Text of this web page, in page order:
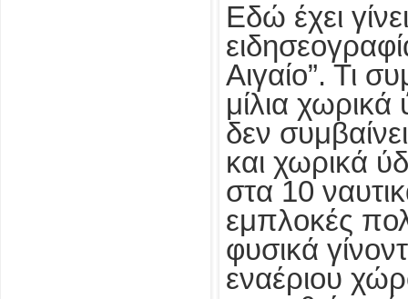
Εδώ έχει
Αιγαίο”. Τι
μίλια
δεν
και χωρικά
στα 10
εμπλοκές
φυσικά
εναέριου